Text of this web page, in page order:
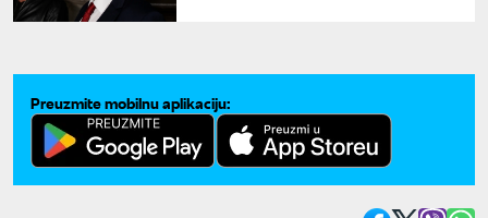
Preuzmite mobilnu aplikaciju: